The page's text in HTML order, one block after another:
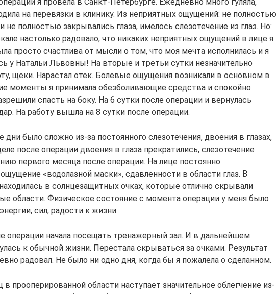
на перевязки в клинику. Из неприятных ощущений: не полностью
не полностью закрывались глаза, имелось слезотечение из глаз. Но:
настолько радовало, что никаких неприятных ощущений в лице я
просто счастлива от мысли о том, что моя мечта исполнилась и я
у Натальи Львовны! На вторые и третьи сутки незначительно
щеки. Нарастал отек. Болевые ощущения возникали в основном в
моменты я принимала обезболивающие средства и спокойно
спасть на боку. На 6 сутки после операции и вернулась
На работу вышла на 8 сутки после операции.
дни было сложно из-за постоянного слезотечения, двоения в глазах,
после операции двоения в глаза прекратились, слезотечение
первого месяца после операции. На лице постоянно
«водолазной маски», сдавленности в области глаз. В
в солнцезащитных очках, которые отлично скрывали
области. Физическое состояние с момента операции у меня было
сил, радости к жизни.
операции начала посещать тренажерный зал. И в дальнейшем
к обычной жизни. Перестала скрываться за очками. Результат
радовал. Не было ни одно дня, когда бы я пожалела о сделанном.
прооперированной области наступает значительное облегчение из-